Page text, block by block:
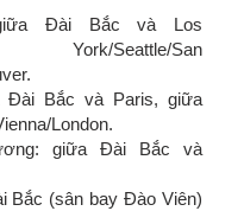
Đài Bắc và Los
Seattle/San
Đài Bắc và Paris, giữa
London.
giữa Đài Bắc và
Bắc (sân bay Đào Viên)